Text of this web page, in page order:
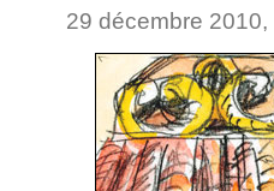
29 décembre 2010,